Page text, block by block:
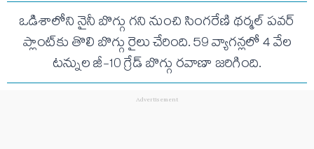
ఒడిశాలోని నైనీ బొగ్గు గని నుంచి సింగరేణి థర్మల్ పవర్
ప్లాంట్‌కు తొలి బొగ్గు రైలు చేరింది. 59 వ్యాగన్లలో 4 వేల
టన్నుల జీ-10 గ్రేడ్ బొగ్గు రవాణా జరిగింది.